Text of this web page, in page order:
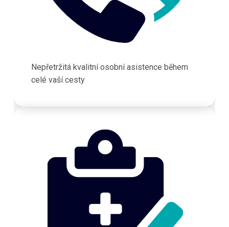
Nepřetržitá kvalitní osobní asistence během
celé vaší cesty